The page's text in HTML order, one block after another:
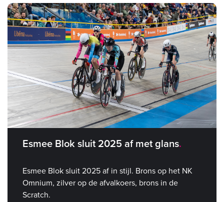
Esmee Blok sluit 2025 af met glans
Esmee Blok sluit 2025 af in stijl. Brons op het NK
Omnium, zilver op de afvalkoers, brons in de
Scratch.